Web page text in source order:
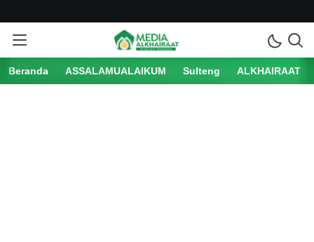
Beranda ASSALAMUALAIKUM Sulteng ALKHAIRAAT